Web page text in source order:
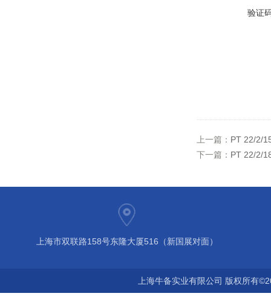
验证
上一篇： PT 22/2/
下一篇： PT 22/2/
上海市双联路158号东隆大厦516（新国展对面）
上海牛备实业有限公司 版权所有